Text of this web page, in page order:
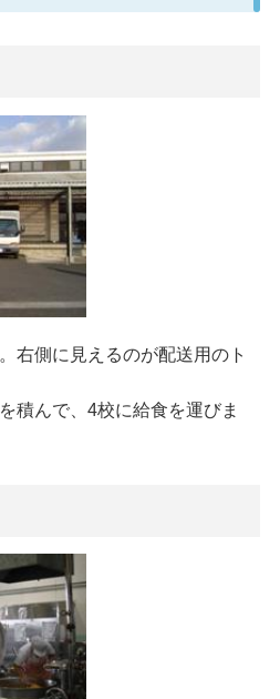
右側に見えるのが配送用のト
積んで、4校に給食を運びま